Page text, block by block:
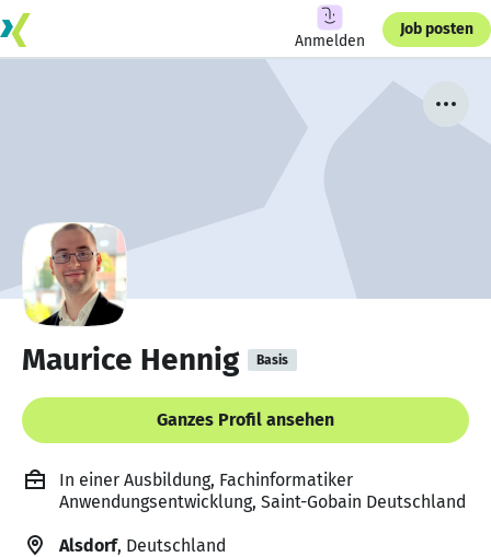
Anmelden
Job posten
Maurice Hennig Basis
Ganzes Profil ansehen
In einer Ausbildung, Fachinformatiker
Anwendungsentwicklung, Saint-Gobain Deutschland
Alsdorf, Deutschland